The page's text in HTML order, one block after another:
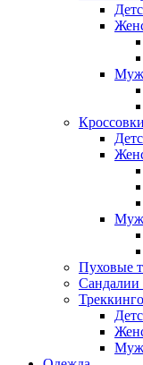
Кроссовки
Пуховые